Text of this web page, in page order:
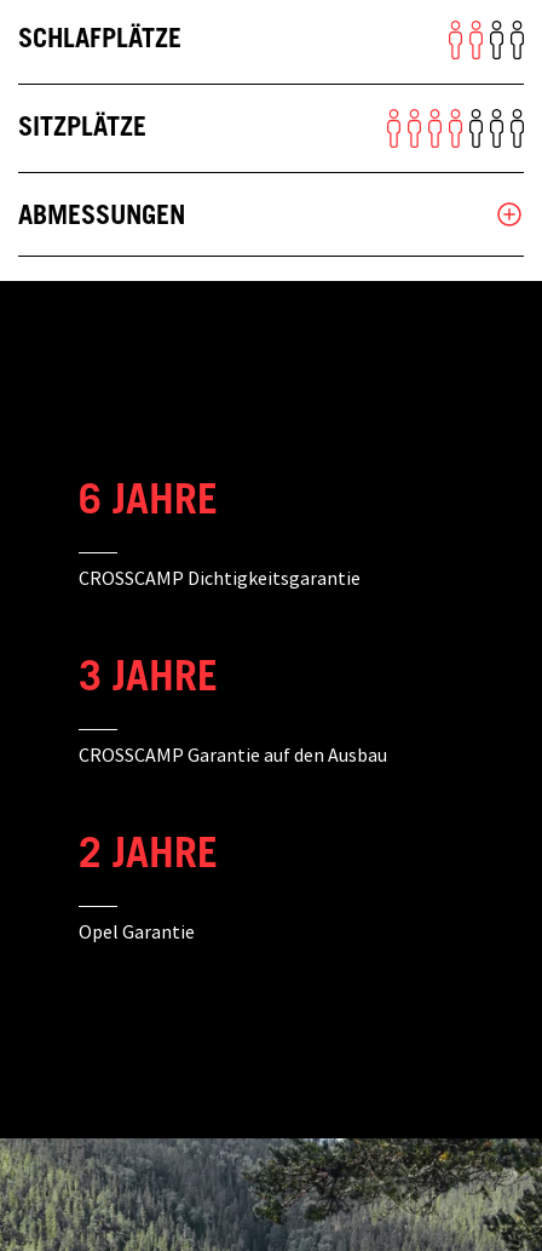
SCHLAFPLÄTZE
SITZPLÄTZE
ABMESSUNGEN
6 JAHRE
CROSSCAMP Dichtigkeitsgarantie
3 JAHRE
CROSSCAMP Garantie auf den Ausbau
2 JAHRE
Opel Garantie